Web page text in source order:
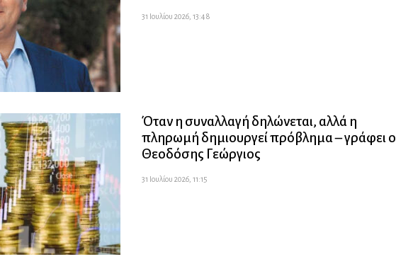
31 Ιουλίου 2026, 13:48
Όταν η συναλλαγή δηλώνεται, αλλά η
πληρωμή δημιουργεί πρόβλημα – γράφει ο
Θεοδόσης Γεώργιος
31 Ιουλίου 2026, 11:15